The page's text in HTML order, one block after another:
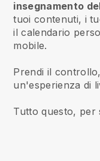
insegnamento
tuoi contenuti, i
il calendario
mobile.
Prendi il
un'esperienza di
Tutto questo, per